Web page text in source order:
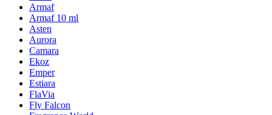
Armaf
Armaf 10 ml
Asten
Aurora
Camara
Ekoz
Emper
Estiara
FlaVia
Fly Falcon